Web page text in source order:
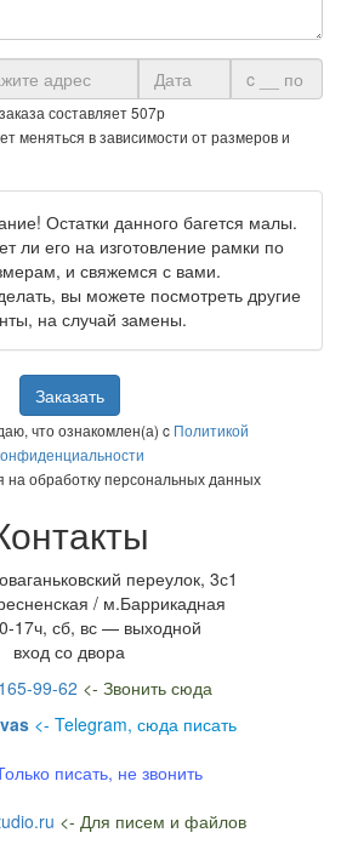
составляет 507р
меняться в зависимости от размеров и
Остатки данного багется малы.
ли его на изготовление рамки по
и свяжемся с вами.
вы можете посмотреть другие
на случай замены.
Заказать
что ознакомлен(а) c Политикой
на обработку персональных данных
переулок, 3с1
/ м.Баррикадная
17ч, сб, вс — выходной
вход со двора
99-62 <- Звонить сюда
<- Telegram, сюда писать
писать, не звонить
<- Для писем и файлов